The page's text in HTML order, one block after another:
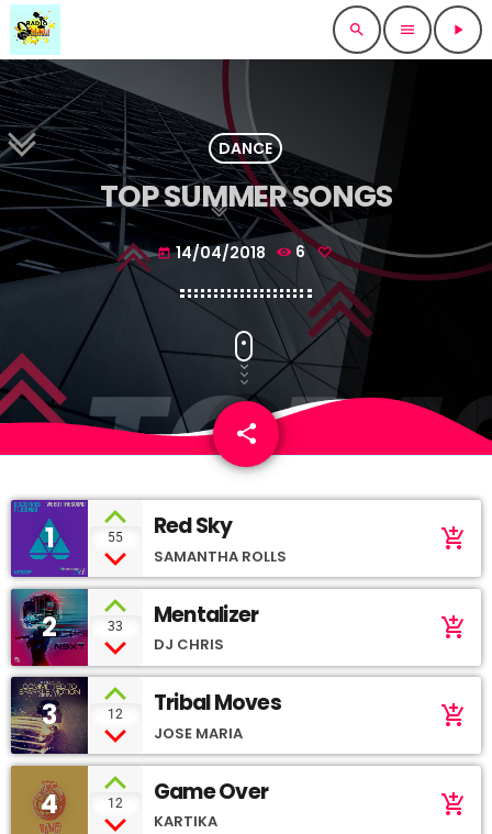
search menu play_arrow
DANCE
TOP SUMMER SONGS
today 14/04/2018 6
share
email
1 55 Red Sky
SAMANTHA ROLLS
add_shopping_cart
2 33 Mentalizer
DJ CHRIS
add_shopping_cart
3 12 Tribal Moves
JOSE MARIA
add_shopping_cart
4 12 Game Over
KARTIKA
add_shopping_cart